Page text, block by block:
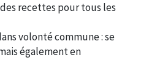
recettes pour tous les
volonté commune : se
également en